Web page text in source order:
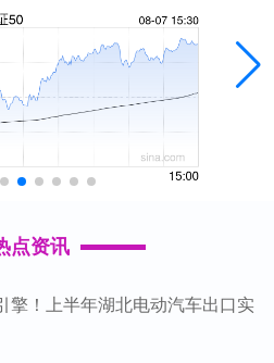
点资讯
擎！上半年湖北电动汽车出口实